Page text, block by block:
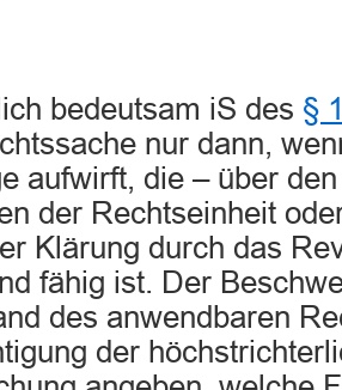
bedeutsam iS des §
nur dann,
aufwirft, die – über
der Rechtseinheit
Klärung durch das
fähig ist. Der
des anwendbaren
der